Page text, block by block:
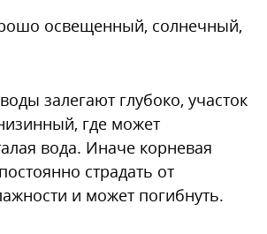
освещенный, солнечный,
залегают глубоко, участок
где может
вода. Иначе корневая
страдать от
и может погибнуть.